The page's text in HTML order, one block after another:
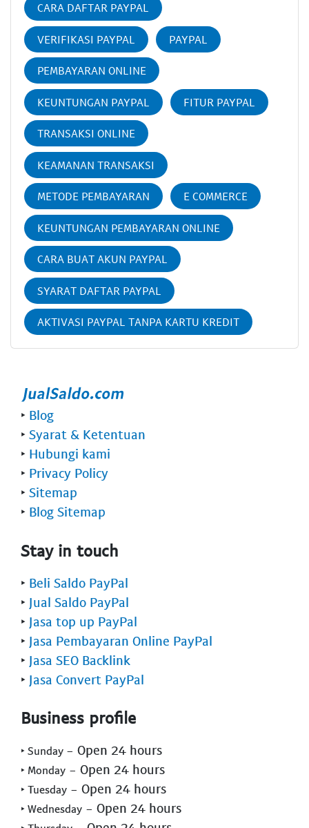
CARA DAFTAR PAYPAL
VERIFIKASI PAYPAL PAYPAL
PEMBAYARAN ONLINE
KEUNTUNGAN PAYPAL FITUR PAYPAL
TRANSAKSI ONLINE
KEAMANAN TRANSAKSI
METODE PEMBAYARAN E COMMERCE
KEUNTUNGAN PEMBAYARAN ONLINE
CARA BUAT AKUN PAYPAL
SYARAT DAFTAR PAYPAL
AKTIVASI PAYPAL TANPA KARTU KREDIT
‣ Blog
‣ Syarat & Ketentuan
‣ Hubungi kami
‣ Privacy Policy
‣ Sitemap
‣ Blog Sitemap
Stay in touch
‣ Beli Saldo PayPal
‣ Jual Saldo PayPal
‣ Jasa top up PayPal
‣ Jasa Pembayaran Online PayPal
‣ Jasa SEO Backlink
‣ Jasa Convert PayPal
Business profile
‣ Sunday - Open 24 hours
‣ Monday - Open 24 hours
‣ Tuesday - Open 24 hours
‣ Wednesday - Open 24 hours